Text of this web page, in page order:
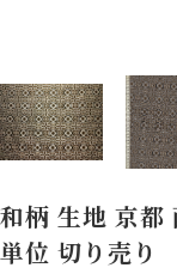
和柄 生地 京都
単位 切り売り